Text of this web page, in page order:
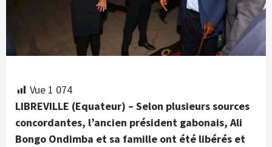
Vue 1 074
LIBREVILLE (Equateur) – Selon plusieurs sources
concordantes, l’ancien président gabonais, Ali
Bongo Ondimba et sa famille ont été libérés et